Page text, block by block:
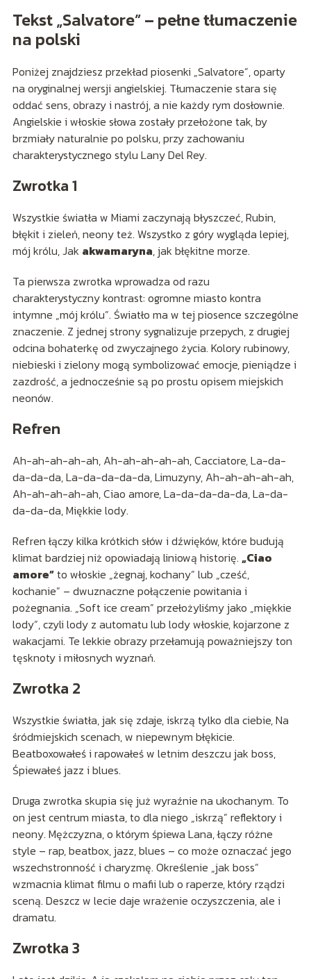
Tekst „Salvatore” – pełne tłumaczenie
na polski
Poniżej znajdziesz przekład piosenki „Salvatore”, oparty
na oryginalnej wersji angielskiej. Tłumaczenie stara się
oddać sens, obrazy i nastrój, a nie każdy rym dosłownie.
Angielskie i włoskie słowa zostały przełożone tak, by
brzmiały naturalnie po polsku, przy zachowaniu
charakterystycznego stylu Lany Del Rey.
Zwrotka 1
Wszystkie światła w Miami zaczynają błyszczeć, Rubin,
błękit i zieleń, neony też. Wszystko z góry wygląda lepiej,
mój królu, Jak akwamaryna, jak błękitne morze.
Ta pierwsza zwrotka wprowadza od razu
charakterystyczny kontrast: ogromne miasto kontra
intymne „mój królu”. Światło ma w tej piosence szczególne
znaczenie. Z jednej strony sygnalizuje przepych, z drugiej
odcina bohaterkę od zwyczajnego życia. Kolory rubinowy,
niebieski i zielony mogą symbolizować emocje, pieniądze i
zazdrość, a jednocześnie są po prostu opisem miejskich
neonów.
Refren
Ah-ah-ah-ah-ah, Ah-ah-ah-ah-ah, Cacciatore, La-da-
da-da-da, La-da-da-da-da, Limuzyny, Ah-ah-ah-ah-ah,
Ah-ah-ah-ah-ah, Ciao amore, La-da-da-da-da, La-da-
da-da-da, Miękkie lody.
Refren łączy kilka krótkich słów i dźwięków, które budują
klimat bardziej niż opowiadają liniową historię. „Ciao
amore”to włoskie „żegnaj, kochany” lub „cześć,
kochanie” – dwuznaczne połączenie powitania i
pożegnania. „Soft ice cream” przełożyliśmy jako „miękkie
lody”, czyli lody z automatu lub lody włoskie, kojarzone z
wakacjami. Te lekkie obrazy przełamują poważniejszy ton
tęsknoty i miłosnych wyznań.
Zwrotka 2
Wszystkie światła, jak się zdaje, iskrzą tylko dla ciebie, Na
śródmiejskich scenach, w niepewnym błękicie.
Beatboxowałeś i rapowałeś w letnim deszczu jak boss,
Śpiewałeś jazz i blues.
Druga zwrotka skupia się już wyraźnie na ukochanym. To
on jest centrum miasta, to dla niego „iskrzą” reflektory i
neony. Mężczyzna, o którym śpiewa Lana, łączy różne
style – rap, beatbox, jazz, blues – co może oznaczać jego
wszechstronność i charyzmę. Określenie „jak boss”
wzmacnia klimat filmu o mafii lub o raperze, który rządzi
sceną. Deszcz w lecie daje wrażenie oczyszczenia, ale i
dramatu.
Zwrotka 3